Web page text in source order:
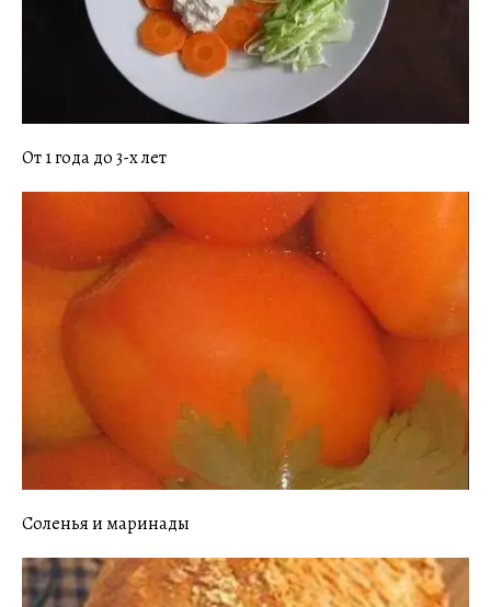
От 1 года до 3-х лет
Соленья и маринады